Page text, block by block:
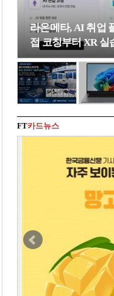
라온메타, AI 취업
접 코칭부터 XR 실
FT카드뉴스